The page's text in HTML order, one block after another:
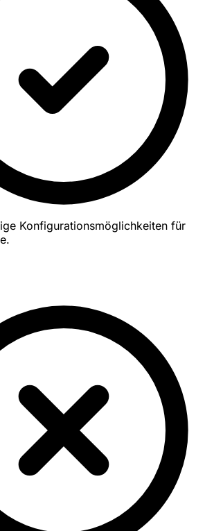
Konfigurationsmöglichkeiten für